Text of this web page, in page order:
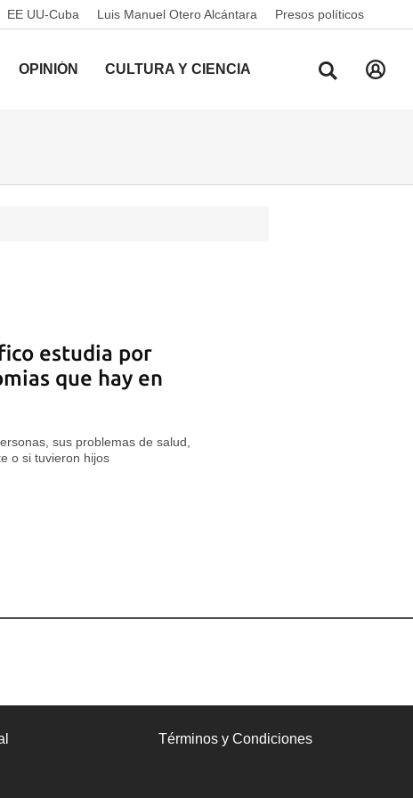
EE UU-Cuba Luis Manuel Otero Alcántara Presos políticos
OPINIÓN CULTURA Y CIENCIA
estudia por
que hay en
sus problemas de salud,
o si tuvieron hijos
Términos y Condiciones